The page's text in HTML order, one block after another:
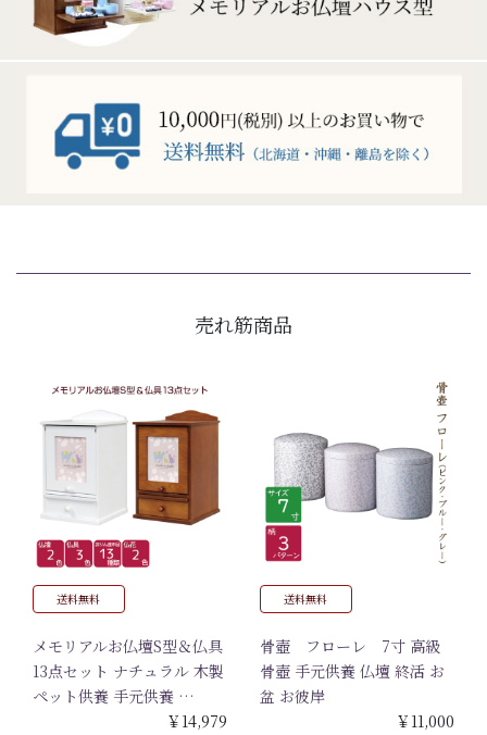
売れ筋商品
送料無料
メモリアルお仏壇S型＆仏具
13点セット ナチュラル 木製
ペット供養 手元供養 …
￥14,979
送料無料
骨壺 フローレ 7寸 高級
骨壺 手元供養 仏壇 終活 お
盆 お彼岸
￥11,000